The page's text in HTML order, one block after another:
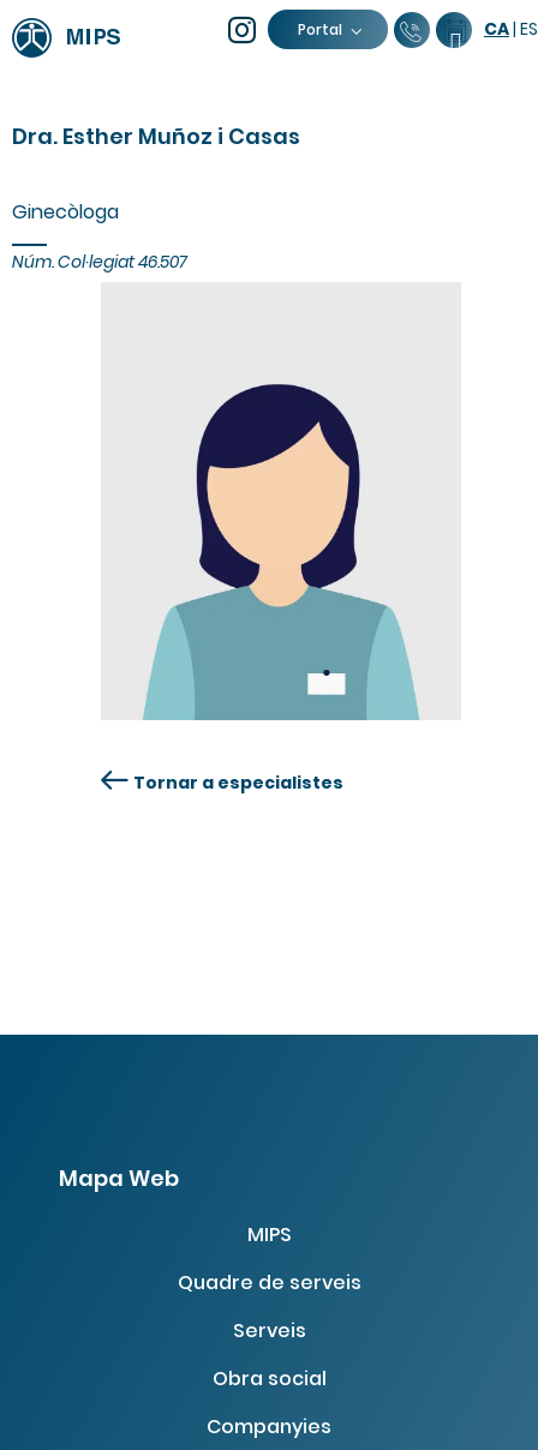
Portal 93 805 04
CA| ES
Dra. Esther Muñoz i Casas
Ginecòloga
Núm. Col·legiat 46.507
Tornar a especialistes
Mapa Web
MIPS
Quadre de serveis
Serveis
Obra social
Companyies